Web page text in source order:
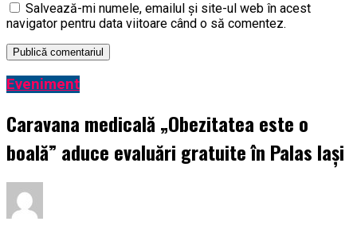
Salvează-mi numele, emailul și site-ul web în acest
navigator pentru data viitoare când o să comentez.
Eveniment
Caravana medicală „Obezitatea este o
boală” aduce evaluări gratuite în Palas Iași